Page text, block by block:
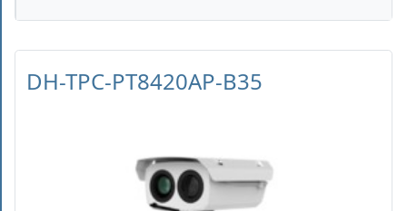
DH-TPC-PT8420AP-B35